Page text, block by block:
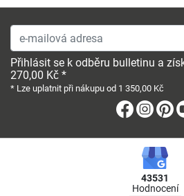
e-mailová adresa
Přihlásit se k odběru bulletinu a
270,00 Kč *
* Lze uplatnit při nákupu od 1 350,00 Kč
Facebook
43531
Hodnocení